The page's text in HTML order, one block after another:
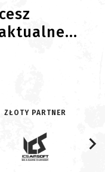
ZŁOTY PARTNER